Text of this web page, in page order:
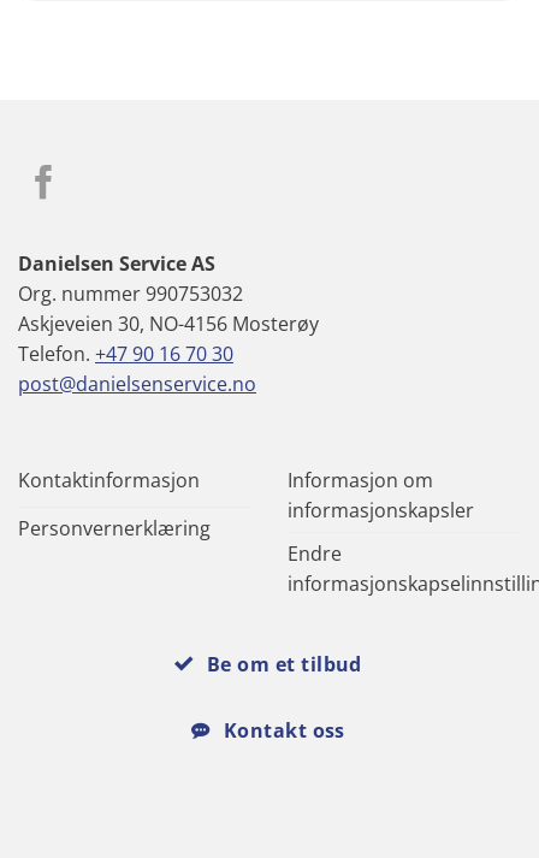
Danielsen Service AS
Org. nummer 990753032
Askjeveien 30, NO-4156 Mosterøy
Telefon. +47 90 16 70 30
post@danielsenservice.no
Kontaktinformasjon
Personvernerklæring
Informasjon om
informasjonskapsler
Endre
Be om et tilbud
Kontakt oss